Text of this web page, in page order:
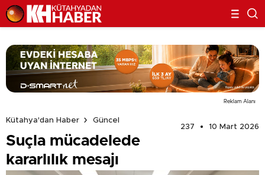
Reklam Alanı
Kütahya'dan Haber
Güncel
237
10 Mart 2026
Suçla mücadelede
kararlılık mesajı